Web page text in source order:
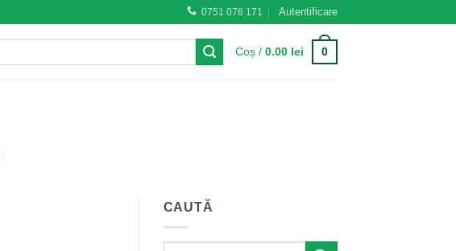
0751 078 171 Autentificare
Coș /0.00 lei 0
CAUTĂ